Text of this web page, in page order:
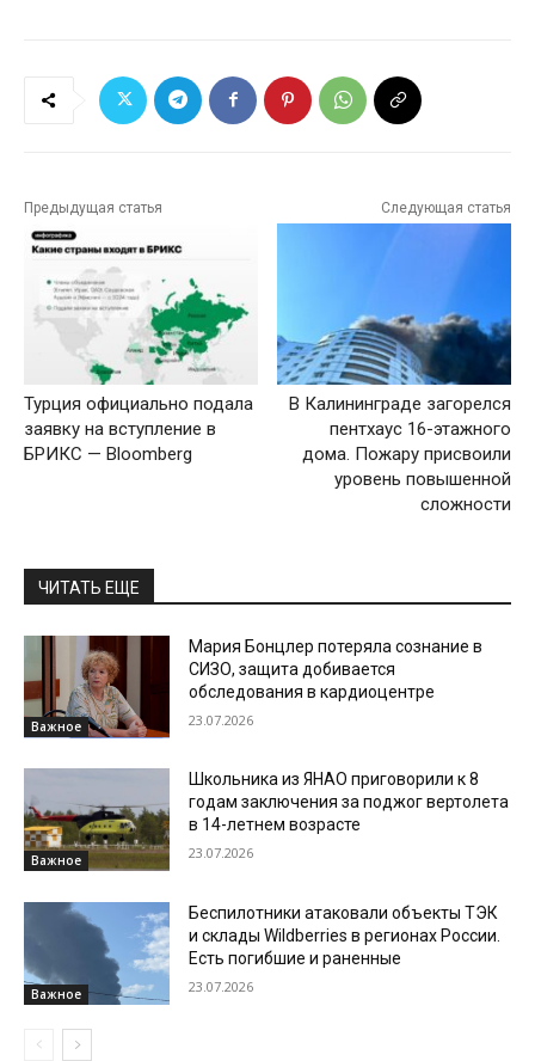
Предыдущая статья
Турция официально подала
заявку на вступление в
БРИКС — Bloomberg
Следующая статья
В Калининграде загорелся
пентхаус 16-этажного
дома. Пожару присвоили
уровень повышенной
сложности
ЧИТАТЬ ЕЩЕ
Важное
Мария Бонцлер потеряла сознание в
СИЗО, защита добивается
обследования в кардиоцентре
23.07.2026
Важное
Школьника из ЯНАО приговорили к 8
годам заключения за поджог вертолета
в 14-летнем возрасте
23.07.2026
Важное
Беспилотники атаковали объекты ТЭК
и склады Wildberries в регионах России.
Есть погибшие и раненные
23.07.2026